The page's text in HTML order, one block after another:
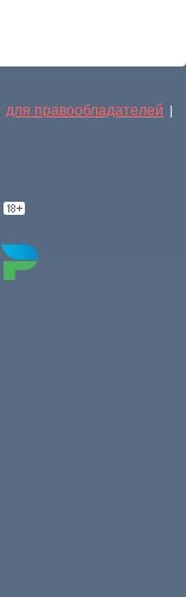
для правообладателей |